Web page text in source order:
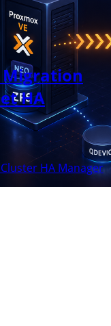
Migration
HA
Cluster HA Manager